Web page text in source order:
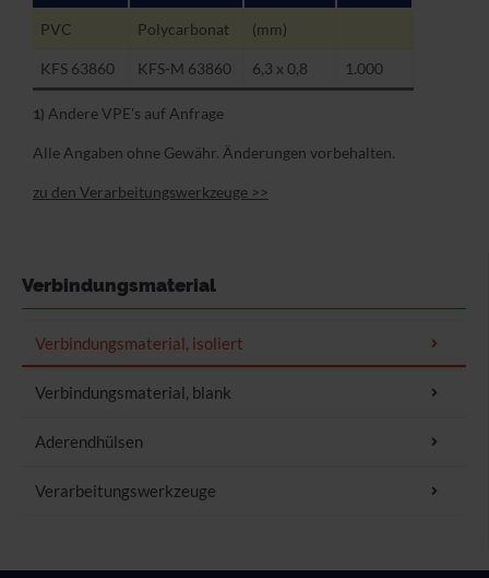
PVC Polycarbonat (mm)
KFS 63860 KFS-M 63860 6,3 x 0,8 1.000
1) Andere VPE's auf Anfrage
Alle Angaben ohne Gewähr. Änderungen vorbehalten.
zu den Verarbeitungswerkzeuge >>
Verbindungsmaterial
Verbindungsmaterial, isoliert Flachsteckhülsen, isoliert
Verbindungsmaterial, blank
Aderendhülsen
TWIN-Aderendhülsen
Verarbeitungswerkzeuge